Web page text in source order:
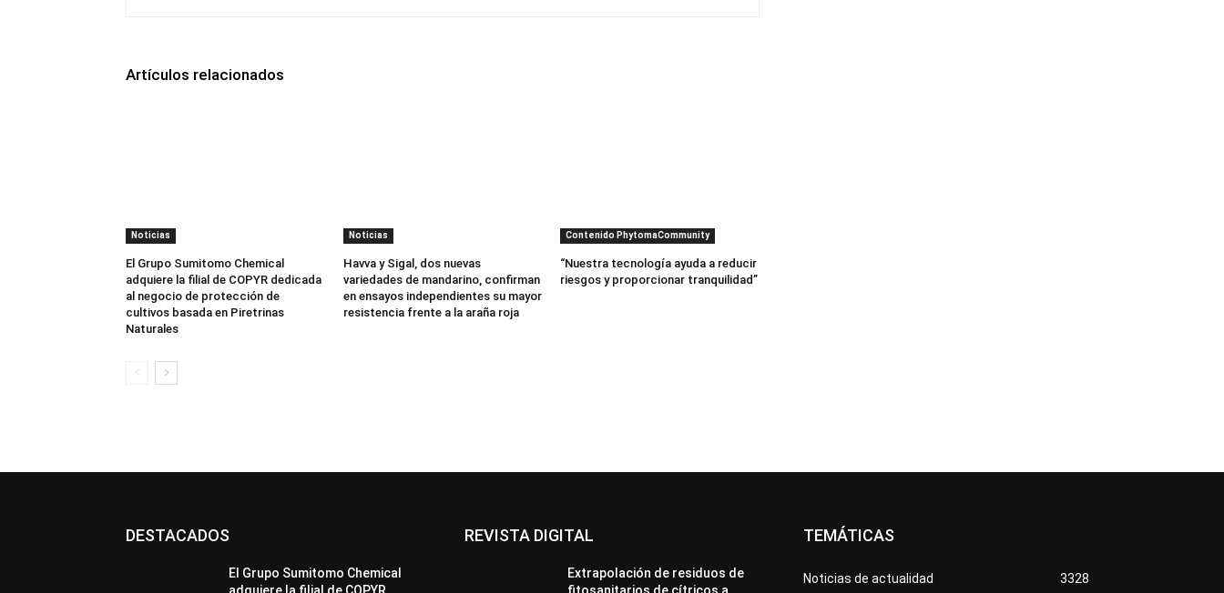
Artículos relacionados
Noticias
El Grupo Sumitomo Chemical
adquiere la filial de COPYR dedicada
al negocio de protección de
cultivos basada en Piretrinas
Naturales
Noticias
Havva y Sigal, dos nuevas
variedades de mandarino, confirman
en ensayos independientes su mayor
resistencia frente a la araña roja
Contenido PhytomaCommunity
“Nuestra tecnología ayuda a reducir
riesgos y proporcionar tranquilidad”
DESTACADOS
El Grupo Sumitomo Chemical
adquiere la filial de COPYR
REVISTA DIGITAL
Extrapolación de residuos de
fitosanitarios de cítricos a
TEMÁTICAS
Noticias de actualidad 3328